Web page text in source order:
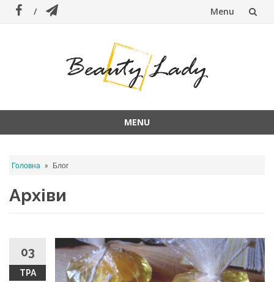
Menu
MENU
content
Головна » Блог
Архіви
03
ТРА